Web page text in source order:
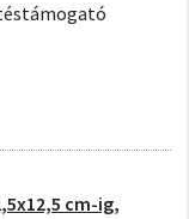
cm-ig,